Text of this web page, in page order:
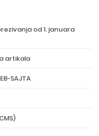
od 1. januara
artikala
SAJTA